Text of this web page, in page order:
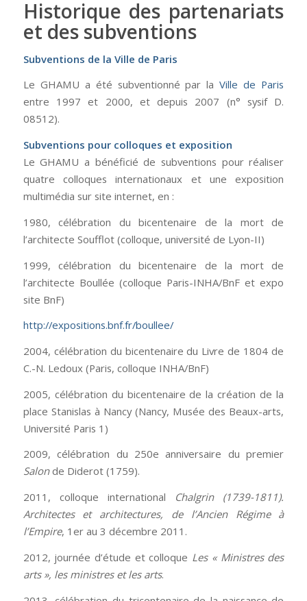
Historique des partenariats
et des subventions
Subventions de la Ville de Paris
Le GHAMU a été subventionné par laVille de Paris
entre 1997 et 2000, et depuis 2007 (n° sysif D.
08512).
Subventions pour colloques et exposition
Le GHAMU a bénéficié de subventions pour réaliser
quatre colloques internationaux et une exposition
multimédia sur site internet, en :
1980, célébration du bicentenaire de la mort de
l’architecte Soufflot (colloque, université de Lyon-II)
1999, célébration du bicentenaire de la mort de
l’architecte Boullée (colloque Paris-INHA/BnF et expo
site BnF)
http://expositions.bnf.fr/boullee/
2004, célébration du bicentenaire du Livre de 1804 de
C.-N. Ledoux (Paris, colloque INHA/BnF)
2005, célébration du bicentenaire de la création de la
place Stanislas à Nancy (Nancy, Musée des Beaux-arts,
Université Paris 1)
2009, célébration du 250e anniversaire du premier
Salonde Diderot (1759).
2011, colloque international Chalgrin (1739-1811).
Architectes et architectures, de l’Ancien Régime à
l’Empire, 1er au 3 décembre 2011.
2012, journée d’étude et colloque Les « Ministres des
arts », les ministres et les arts.